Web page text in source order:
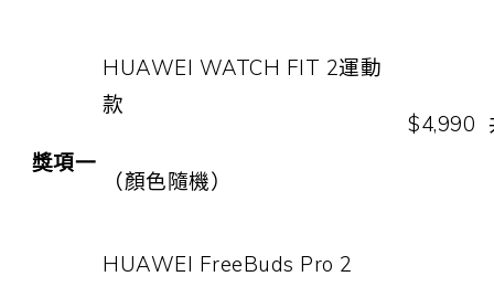
獎項一
HUAWEI WATCH FIT 2運動
款
（顏色隨機）
$4,990
HUAWEI FreeBuds Pro 2